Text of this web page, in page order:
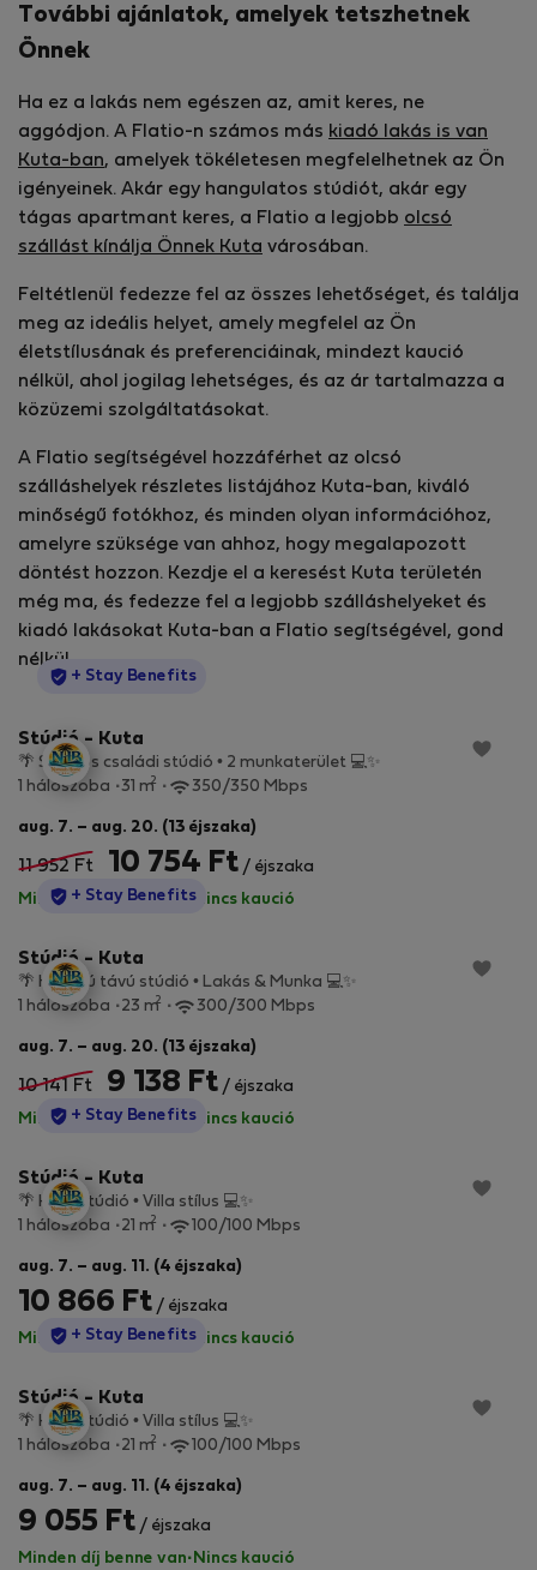
További ajánlatok, amelyek tetszhetnek
Önnek
Ha ez a lakás nem egészen az, amit keres, ne
aggódjon. A Flatio-n számos más kiadó lakás is van
Kuta-ban, amelyek tökéletesen megfelelhetnek az Ön
igényeinek. Akár egy hangulatos stúdiót, akár egy
tágas apartmant keres, a Flatio a legjobb olcsó
szállást kínálja Önnek Kuta városában.
Feltétlenül fedezze fel az összes lehetőséget, és találja
meg az ideális helyet, amely megfelel az Ön
életstílusának és preferenciáinak, mindezt kaució
nélkül, ahol jogilag lehetséges, és az ár tartalmazza a
közüzemi szolgáltatásokat.
A Flatio segítségével hozzáférhet az olcsó
szálláshelyek részletes listájához Kuta-ban, kiváló
minőségű fotókhoz, és minden olyan információhoz,
amelyre szüksége van ahhoz, hogy megalapozott
döntést hozzon. Kezdje el a keresést Kuta területén
még ma, és fedezze fel a legjobb szálláshelyeket és
kiadó lakásokat Kuta-ban a Flatio segítségével, gond
nélkül.
StayProtection
+ Stay Benefits
Stúdió - Kuta
🌴 Stílusos családi stúdió • 2 munkaterület 💻✨
1 hálószoba
31 m2 350/350 Mbps
aug. 7. – aug. 20. (13 éjszaka)
11 952 Ft 10 754 Ft / éjszaka
Minden díj benne van·Nincs kaució
StayProtection
+ Stay Benefits
Stúdió - Kuta
🌴 Hosszú távú stúdió • Lakás & Munka 💻✨
1 hálószoba
23 m2 300/300 Mbps
aug. 7. – aug. 20. (13 éjszaka)
10 141 Ft 9 138 Ft / éjszaka
Minden díj benne van·Nincs kaució
StayProtection
+ Stay Benefits
Stúdió - Kuta
🌴 Kerti stúdió • Villa stílus 💻✨
1 hálószoba
21 m2 100/100 Mbps
aug. 7. – aug. 11. (4 éjszaka)
10 866 Ft / éjszaka
Minden díj benne van·Nincs kaució
StayProtection
+ Stay Benefits
Stúdió - Kuta
🌴 Kerti stúdió • Villa stílus 💻✨
1 hálószoba
21 m2 100/100 Mbps
aug. 7. – aug. 11. (4 éjszaka)
9 055 Ft / éjszaka
Minden díj benne van· Nincs kaució